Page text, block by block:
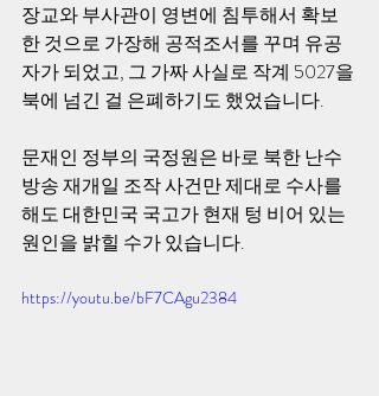
장교와 부사관이 영변에 침투해서 확보
한 것으로 가장해 공적조서를 꾸며 유공
자가 되었고, 그 가짜 사실로 작계 5027을
북에 넘긴 걸 은폐하기도 했었습니다.
문재인 정부의 국정원은 바로 북한 난수
방송 재개일 조작 사건만 제대로 수사를
해도 대한민국 국고가 현재 텅 비어 있는
원인을 밝힐 수가 있습니다.
https://youtu.be/bF7CAgu2384